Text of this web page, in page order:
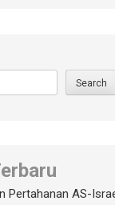
Search
Pertahanan AS-